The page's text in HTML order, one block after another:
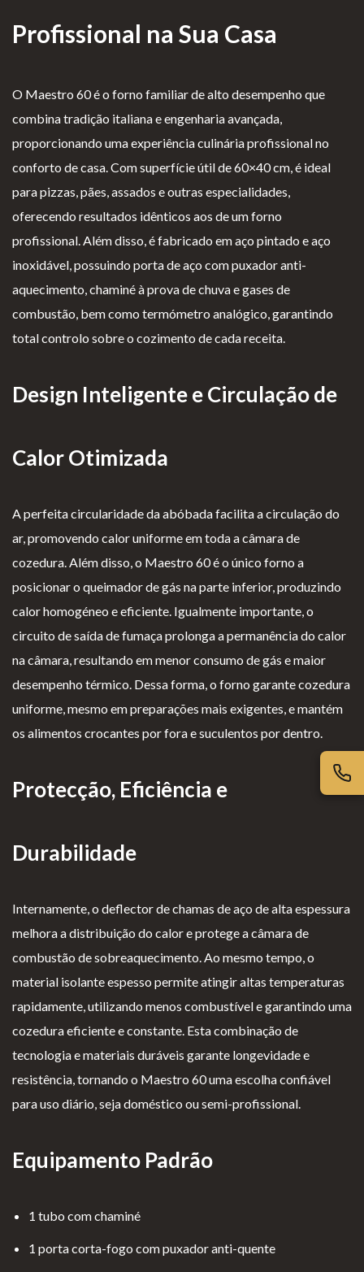
Profissional na Sua Casa
O Maestro 60 é o forno familiar de alto desempenho que
combina tradição italiana e engenharia avançada,
proporcionando uma experiência culinária profissional no
conforto de casa. Com superfície útil de 60×40 cm, é ideal
para pizzas, pães, assados e outras especialidades,
oferecendo resultados idênticos aos de um forno
profissional. Além disso, é fabricado em aço pintado e aço
inoxidável, possuindo porta de aço com puxador anti-
aquecimento, chaminé à prova de chuva e gases de
combustão, bem como termómetro analógico, garantindo
total controlo sobre o cozimento de cada receita.
Design Inteligente e Circulação de
Calor Otimizada
A perfeita circularidade da abóbada facilita a circulação do
ar, promovendo calor uniforme em toda a câmara de
cozedura. Além disso, o Maestro 60 é o único forno a
posicionar o queimador de gás na parte inferior, produzindo
calor homogéneo e eficiente. Igualmente importante, o
circuito de saída de fumaça prolonga a permanência do calor
na câmara, resultando em menor consumo de gás e maior
desempenho térmico. Dessa forma, o forno garante cozedura
uniforme, mesmo em preparações mais exigentes, e mantém
os alimentos crocantes por fora e suculentos por dentro.
Protecção, Eficiência e
Durabilidade
Internamente, o deflector de chamas de aço de alta espessura
melhora a distribuição do calor e protege a câmara de
combustão de sobreaquecimento. Ao mesmo tempo, o
material isolante espesso permite atingir altas temperaturas
rapidamente, utilizando menos combustível e garantindo uma
cozedura eficiente e constante. Esta combinação de
tecnologia e materiais duráveis garante longevidade e
resistência, tornando o Maestro 60 uma escolha confiável
para uso diário, seja doméstico ou semi-profissional.
Equipamento Padrão
1 tubo com chaminé
1 porta corta-fogo com puxador anti-quente
Mesa
as
Suspensa
s
Para Profissionais
A CLEARFIRE
Contactos
PERFIL
Conta de Utilizador
Lareiras por Medida
P
olí
ti
ca
d
e
pr
iv
Te
rm
os
e
Co
nd
içõ
es
Li
v
r
o
d
e
E
l
Li
vr
o
d
e
R
e
cl
m